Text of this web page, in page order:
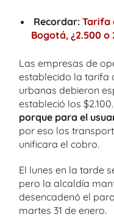
Recordar: Tarifa
Bogotá, ¿2.500 o
Las empresas de
establecido la tarifa
urbanas debieron
estableció los
porque para el
por eso los
unificara el cobro.
El lunes en la tarde
pero la alcaldía
desencadenó el
martes 31 de enero.